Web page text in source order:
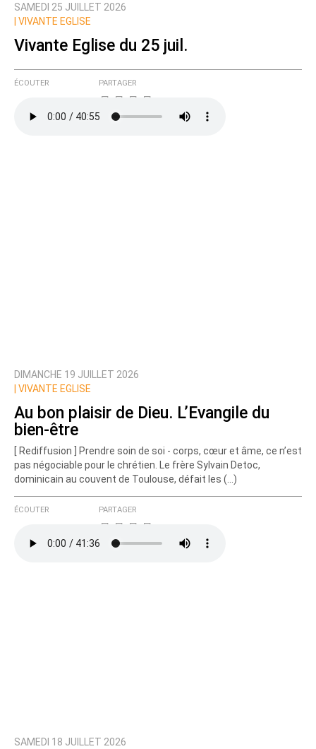
SAMEDI 25 JUILLET 2026
VIVANTE EGLISE
Vivante Eglise du 25 juil.
ÉCOUTER PARTAGER
DIMANCHE 19 JUILLET 2026
VIVANTE EGLISE
Au bon plaisir de Dieu. L’Evangile du
bien-être
[ Rediffusion ] Prendre soin de soi - corps, cœur et âme, ce n’est
pas négociable pour le chrétien. Le frère Sylvain Detoc,
dominicain au couvent de Toulouse, défait les (…)
ÉCOUTER PARTAGER
SAMEDI 18 JUILLET 2026